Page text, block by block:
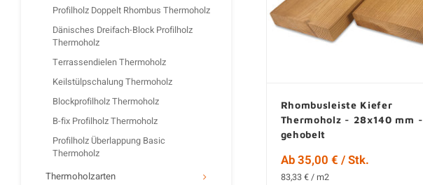
Profilholz Doppelt Rhombus Thermoholz
Dänisches Dreifach-Block Profilholz
Thermoholz
Terrassendielen Thermoholz
Keilstülpschalung Thermoholz
Blockprofilholz Thermoholz
B-fix Profilholz Thermoholz
Profilholz Überlappung Basic
Thermoholz
Thermoholzarten
Rhombusleiste Kiefer
Thermoholz - 28x140 mm -
gehobelt
Ab 35,00 € / Stk.
83,33 € / m2